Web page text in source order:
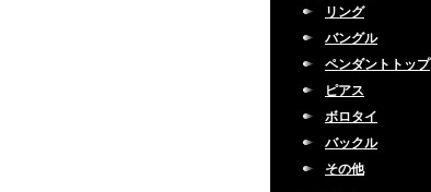
リング
バングル
ペンダントトップ
ピアス
ボロタイ
バックル
その他